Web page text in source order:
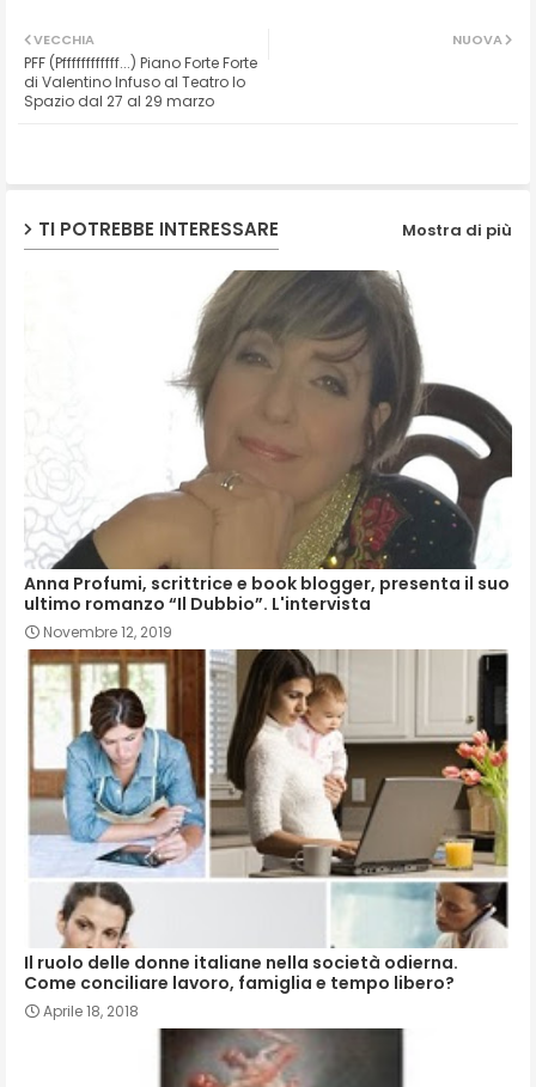
ter
NUOVA
VECCHIA
PFF (Pffffffffffff...) Piano Forte Forte
di Valentino Infuso al Teatro lo
Spazio dal 27 al 29 marzo
TI POTREBBE INTERESSARE Mostra di più
Anna Profumi, scrittrice e book blogger, presenta il suo
ultimo romanzo “Il Dubbio”. L'intervista
Novembre 12, 2019
Il ruolo delle donne italiane nella società odierna.
Come conciliare lavoro, famiglia e tempo libero?
Aprile 18, 2018